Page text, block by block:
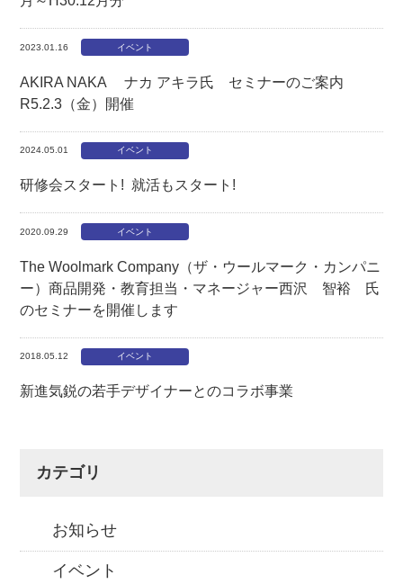
2023.01.16 イベント
AKIRA NAKA ナカ アキラ氏 セミナーのご案内
R5.2.3（金）開催
2024.05.01 イベント
研修会スタート! 就活もスタート!
2020.09.29 イベント
The Woolmark Company（ザ・ウールマーク・カンパニ
ー）商品開発・教育担当・マネージャー西沢 智裕 氏
のセミナーを開催します
2018.05.12 イベント
新進気鋭の若手デザイナーとのコラボ事業
カテゴリ
お知らせ
イベント